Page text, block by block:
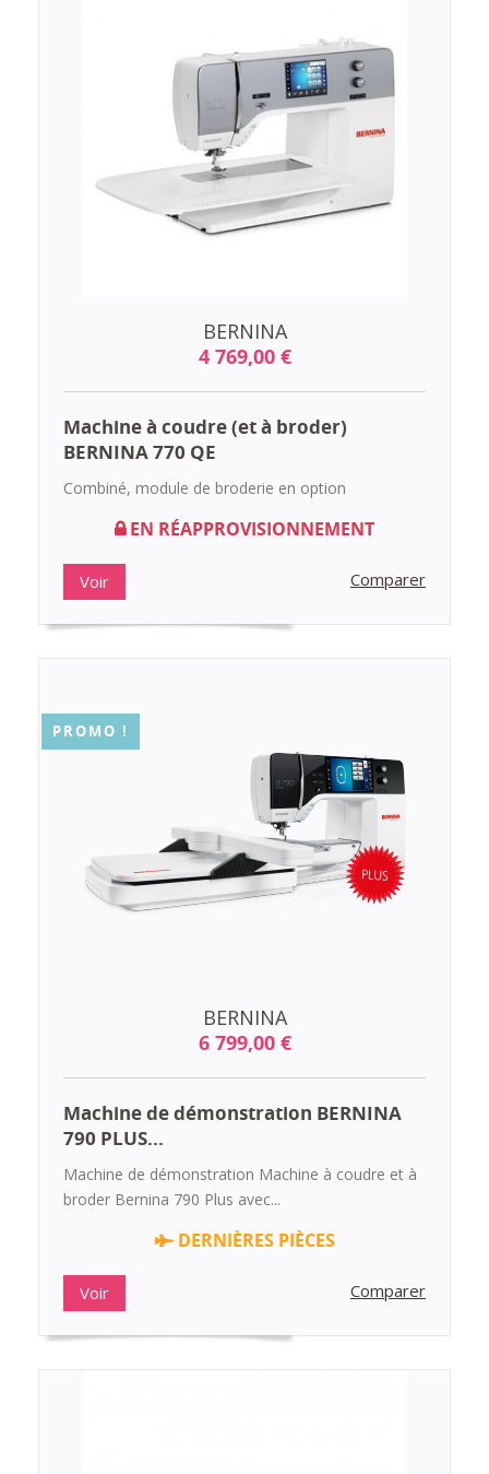
BERNINA
4 769,00 €
Machine à coudre (et à broder)
BERNINA 770 QE
Combiné, module de broderie en option
EN RÉAPPROVISIONNEMENT
Voir Comparer
BERNINA
6 799,00 €
PROMO !
Machine de démonstration BERNINA
790 PLUS...
Machine de démonstration Machine à coudre et à
broder Bernina 790 Plus avec...
DERNIÈRES PIÈCES
Voir Comparer